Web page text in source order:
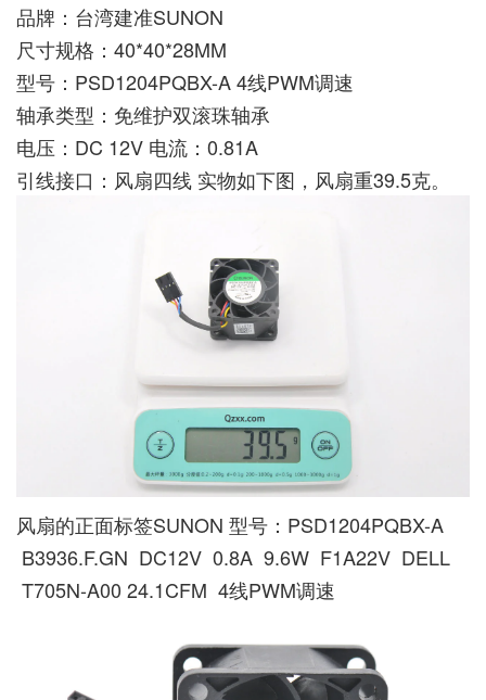
品牌：台湾建准SUNON
尺寸规格：40*40*28MM
型号：PSD1204PQBX-A 4线PWM调速
轴承类型：免维护双滚珠轴承
电压：DC 12V 电流：0.81A
引线接口：风扇四线 实物如下图，风扇重39.5克。
风扇的正面标签SUNON 型号：PSD1204PQBX-A
B3936.F.GN DC12V 0.8A 9.6W F1A22V DELL
T705N-A00 24.1CFM 4线PWM调速